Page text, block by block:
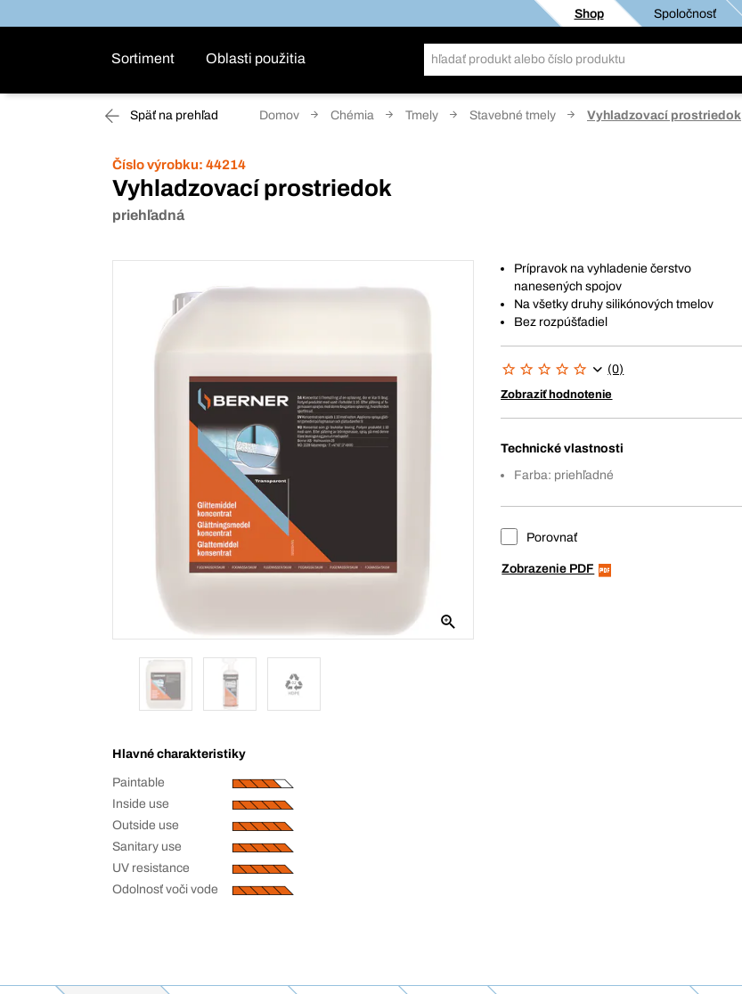
Shop Spoločnosť
Sortiment Oblasti použitia
Späť na prehľad Domov Chémia Tmely Stavebné tmely Vyhladzovací prostriedok
Číslo výrobku: 44214
Vyhladzovací prostriedok
priehľadná
Hlavné charakteristiky
Paintable
Inside use
Outside use
Sanitary use
UV resistance
Odolnosť voči vode
Prípravok na vyhladenie čerstvo
nanesených spojov
Na všetky druhy silikónových tmelov
Bez rozpúšťadiel
(0)
Zobraziť hodnotenie
Technické vlastnosti
Farba: priehľadné
Porovnať
Zobrazenie PDF